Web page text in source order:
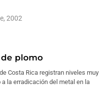
2002
de plomo
Costa Rica registran niveles muy
la erradicación del metal en la